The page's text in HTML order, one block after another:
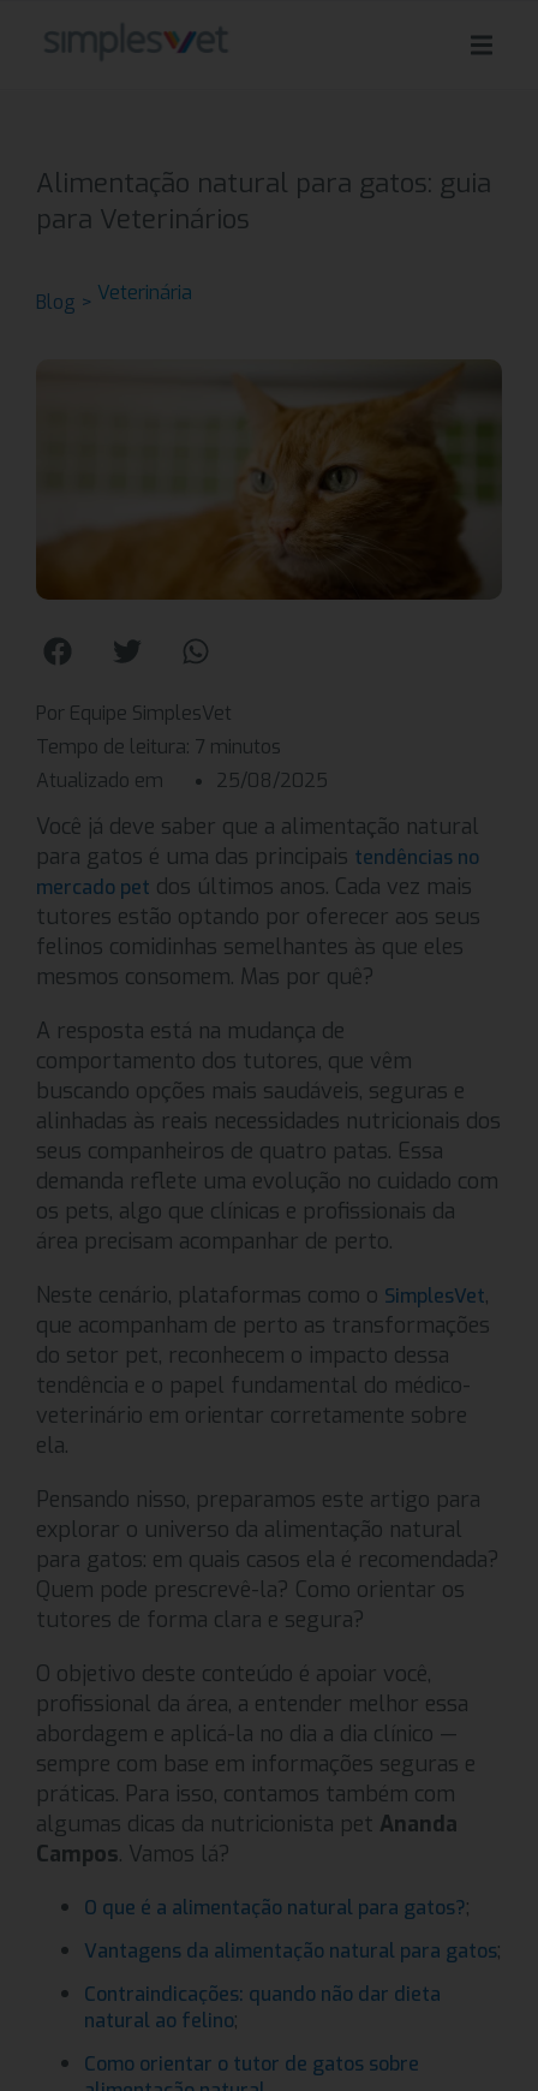
Alimentação natural para gatos: guia
para Veterinários
Blog > Veterinária
Por Equipe SimplesVet
Tempo de leitura: 7 minutos
Atualizado em
25/08/2025
Você já deve saber que a alimentação natural
para gatos é uma das principais tendências no
mercado pet dos últimos anos. Cada vez mais
tutores estão optando por oferecer aos seus
felinos comidinhas semelhantes às que eles
mesmos consomem. Mas por quê?
A resposta está na mudança de
comportamento dos tutores, que vêm
buscando opções mais saudáveis, seguras e
alinhadas às reais necessidades nutricionais dos
seus companheiros de quatro patas. Essa
demanda reflete uma evolução no cuidado com
os pets, algo que clínicas e profissionais da
área precisam acompanhar de perto.
Neste cenário, plataformas como o SimplesVet,
que acompanham de perto as transformações
do setor pet, reconhecem o impacto dessa
tendência e o papel fundamental do médico-
veterinário em orientar corretamente sobre
ela.
Pensando nisso, preparamos este artigo para
explorar o universo da alimentação natural
para gatos: em quais casos ela é recomendada?
Quem pode prescrevê-la? Como orientar os
tutores de forma clara e segura?
O objetivo deste conteúdo é apoiar você,
profissional da área, a entender melhor essa
abordagem e aplicá-la no dia a dia clínico —
sempre com base em informações seguras e
práticas. Para isso, contamos também com
algumas dicas da nutricionista pet Ananda
Campos. Vamos lá?
O que é a alimentação natural para gatos?;
Vantagens da alimentação natural para gatos;
Contraindicações: quando não dar dieta
natural ao felino;
Como orientar o tutor de gatos sobre